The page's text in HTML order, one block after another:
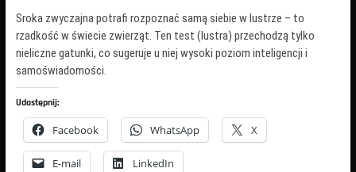
Sroka zwyczajna potrafi rozpoznać samą siebie w lustrze – to
rzadkość w świecie zwierząt. Ten test (lustra) przechodzą tylko
nieliczne gatunki, co sugeruje u niej wysoki poziom inteligencji i
samoświadomości.
Udostępnij:
Facebook WhatsApp X
E-mail LinkedIn